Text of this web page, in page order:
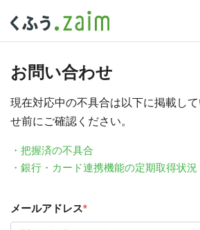
お問い合わせ
現在対応中の不具合は以下に掲載し
せ前にご確認ください。
・把握済の不具合
・銀行・カード連携機能の定期取得状況
メールアドレス*